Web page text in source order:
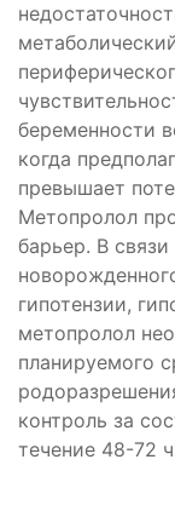
беременности
когда
превышает
Метопролол
барьер. В
гипотензии,
метопролол
планируемого
контроль за
течение 48-72